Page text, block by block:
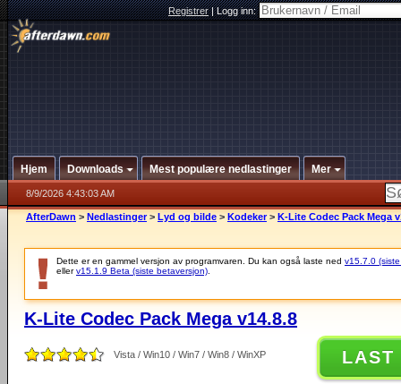
Registrer|Logg inn:
Hjem Downloads Mest populære nedlastinger Mer
8/9/2026 4:43:03 AM
AfterDawn > Nedlastinger > Lyd og bilde > Kodeker > K-Lite Codec Pack Mega
Dette er en gammel versjon av programvaren. Du kan også laste ned v15.7.0
ellerv15.1.9 Beta (siste betaversjon)
K-Lite Codec Pack Mega v14.8.8
Vista / Win10 / Win7 / Win8 / WinXP LAST